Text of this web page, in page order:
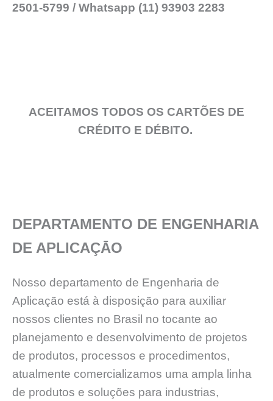
2501-5799 / Whatsapp (11) 93903 2283
ACEITAMOS TODOS OS CARTÕES DE
CRÉDITO E DÉBITO.
DEPARTAMENTO DE ENGENHARIA
DE APLICAÇĀO
Nosso departamento de Engenharia de
Aplicação está à disposição para auxiliar
nossos clientes no Brasil no tocante ao
planejamento e desenvolvimento de projetos
de produtos, processos e procedimentos,
atualmente comercializamos uma ampla linha
de produtos e soluções para industrias,